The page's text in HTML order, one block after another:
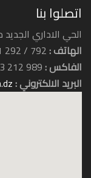
اتصلوا بنا
الحي الاداري
الهاتف :792 / 292 211 43(0) 213
الفاكس :989 212 43(0) 213
البريد الالكتروني :